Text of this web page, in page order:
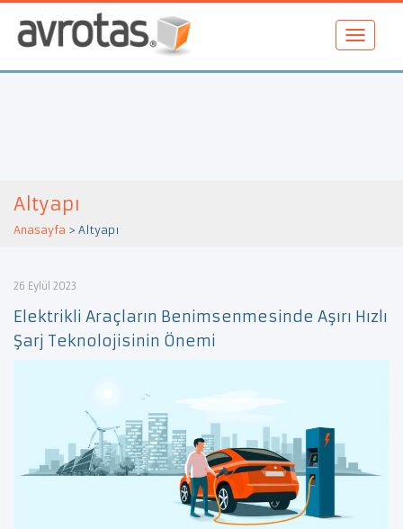
Altyapı
Anasayfa > Altyapı
26 Eylül 2023
Elektrikli Araçların Benimsenmesinde Aşırı Hızlı
Şarj Teknolojisinin Önemi